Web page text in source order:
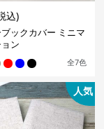
込)
ックカバー ミニマ
ン
全7色
人気